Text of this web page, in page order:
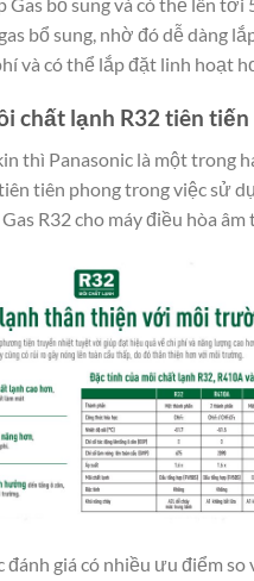
Gas bổ sung và có thể lên tới
bổ sung, nhờ đó dễ dàng
và có thể lắp đặt linh hoạt
chất lạnh R32 tiên
thì Panasonic là một trong
tiên phong trong việc sử
R32 cho máy điều hòa âm
đánh giá có nhiều ưu điểm so